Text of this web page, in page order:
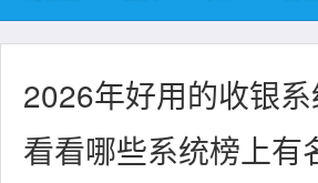
2026年好用的收银系
看看哪些系统榜上有